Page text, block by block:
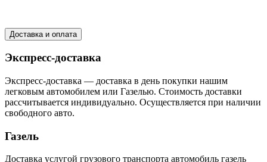
Доставка и оплата
Экспресс-доставка
Экспресс-доставка — доставка в день покупки нашим
легковым автомобилем или Газелью. Стоимость доставки
рассчитывается индивидуально. Осуществляется при наличии
свободного авто.
Газель
Доставка услугой грузового транспорта автомобиль газель